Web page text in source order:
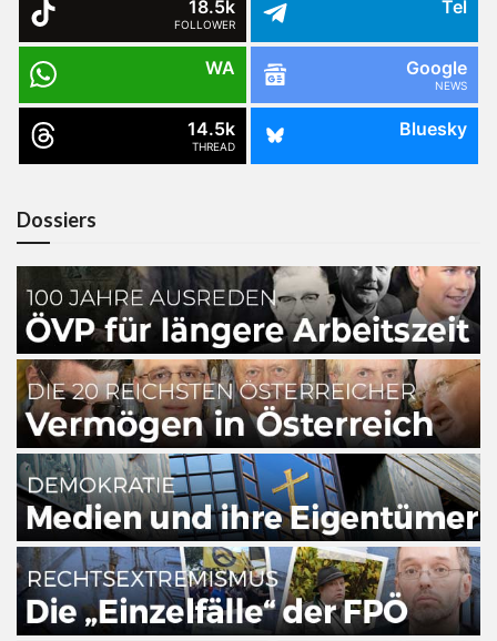
18.5k
FOLLOWER
Tel
WA Google
NEWS
14.5k
THREAD
Bluesky
Dossiers